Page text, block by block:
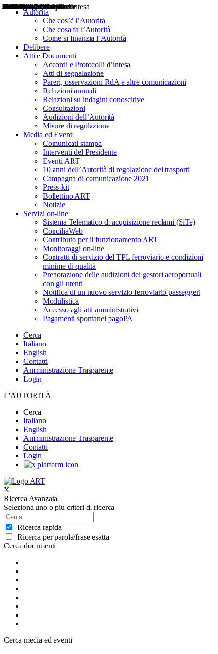
Autorità
Che cos’è l’Autorità
Che cosa fa l’Autorità
Come si finanzia l’Autorità
Delibere
Atti e Documenti
Accordi e Protocolli d’intesa
Atti di segnalazione
Pareri, osservazioni RdA e altre comunicazioni
Relazioni annuali
Relazioni su indagini conoscitive
Consultazioni
Audizioni dell’Autorità
Misure di regolazione
Media ed Eventi
Comunicati stampa
Interventi del Presidente
Eventi ART
10 anni dell’Autorità di regolazione dei trasporti
Campagna di comunicazione 2021
Press-kit
Bollettino ART
Notizie
Servizi on-line
Sistema Telematico di acquisizione reclami (SiTe)
ConciliaWeb
Contributo per il funzionamento ART
Monitoraggi on-line
Contratti di servizio del TPL ferroviario e condizioni
minime di qualità
Prenotazione delle audizioni dei gestori aeroportuali
con gli utenti
Notifica di un nuovo servizio ferroviario passeggeri
Modulistica
Accesso agli atti amministrativi
Pagamenti spontanei pagoPA
Cerca
Italiano
English
Contatti
Amministrazione Trasparente
Login
L'AUTORITÀ
Cerca
Italiano
English
Amministrazione Trasparente
Contatti
Login
X
Ricerca Avanzata
Seleziona uno o piu criteri di ricerca
Ricerca rapida
Ricerca per parola/frase esatta
Cerca documenti
Delibere
Pareri
Consultazioni
Audizioni
Atti di Segnalazione
Accordi e Protocolli d'Intesa
Relazioni annuali
Misure di regolazione
Cerca media ed eventi
Notizie
Comunicati Stampa
Bollettini ART
Convegni ART
Interviste del Presidente
Articoli in primo piano
Interventi del Presidente
2004
2005
2010
2013
2014
2015
2016
2017
2018
2019
202
2020
2021
2022
2023
2024
2025
2026
Aereo
Marittimo
Terrestre